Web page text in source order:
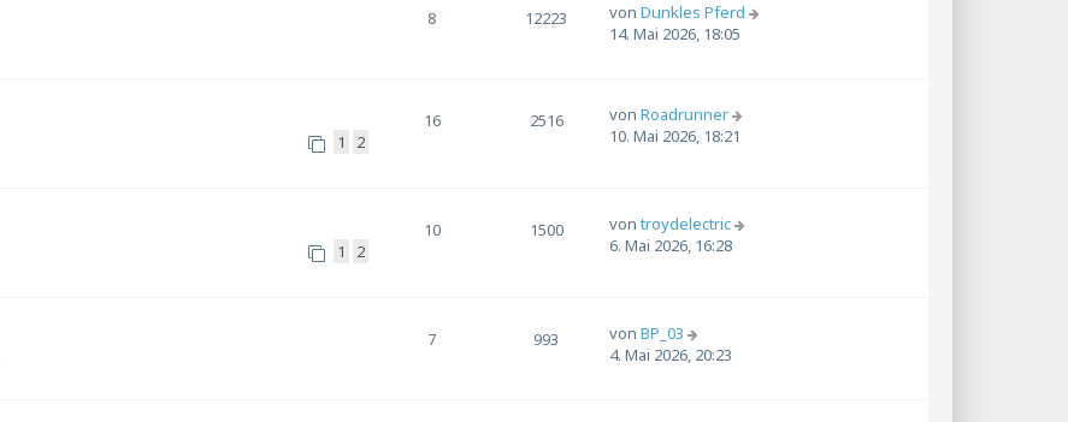
8 12223 von Dunkles Pferd
14. Mai 2026, 18:05
1 2
16 2516 von Roadrunner
10. Mai 2026, 18:21
1 2
10 1500 von troydelectric
6. Mai 2026, 16:28
7 993 von BP_03
4. Mai 2026, 20:23